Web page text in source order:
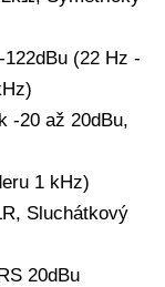
(22 Hz -
-20 až 20dBu,
1 kHz)
Sluchátkový
20dBu